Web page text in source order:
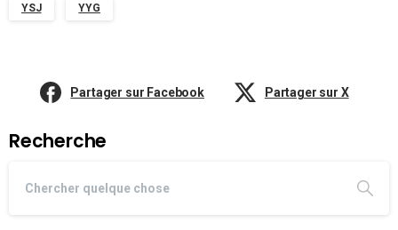
YSJ YYG
Partager sur Facebook Partager sur X
Recherche